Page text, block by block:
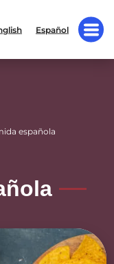
Español
española